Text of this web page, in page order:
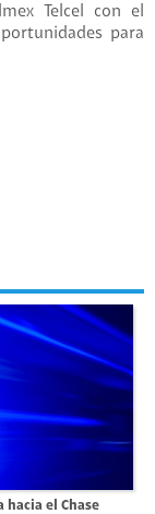
Telcel con el
para
hacia el Chase